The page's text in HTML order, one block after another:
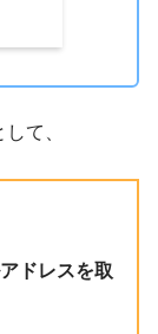
て、
ドレスを取